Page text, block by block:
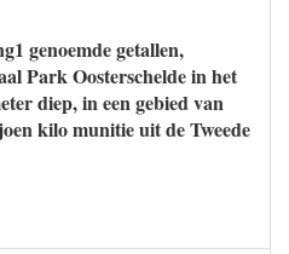
genoemde getallen,
Park Oosterschelde in het
diep, in een gebied van
kilo munitie uit de Tweede